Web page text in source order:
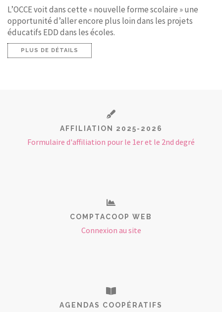
L’OCCE voit dans cette « nouvelle forme scolaire » une
opportunité d’aller encore plus loin dans les projets
éducatifs EDD dans les écoles.
PLUS DE DÉTAILS
AFFILIATION 2025-2026
Formulaire d'affiliation pour le 1er et le 2nd degré
COMPTACOOP WEB
Connexion au site
AGENDAS COOPÉRATIFS